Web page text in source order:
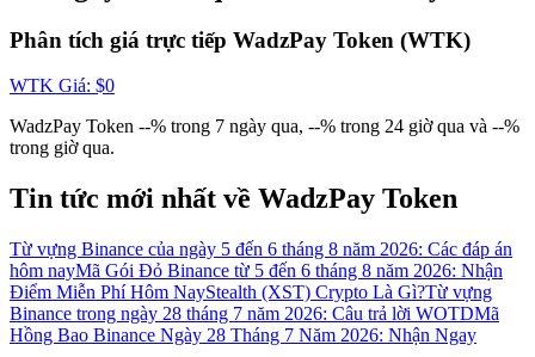
Đăng nhậpĐăng ký
Phân tích giá trực tiếp WadzPay Token (WTK)
WTK Giá: $0
WadzPay Token --% trong 7 ngày qua, --% trong 24 giờ qua và --%
trong giờ qua.
Tin tức mới nhất về WadzPay Token
Từ vựng Binance của ngày 5 đến 6 tháng 8 năm 2026: Các đáp án
hôm nayMã Gói Đỏ Binance từ 5 đến 6 tháng 8 năm 2026: Nhận
Điểm Miễn Phí Hôm NayStealth (XST) Crypto Là Gì?Từ vựng
Binance trong ngày 28 tháng 7 năm 2026: Câu trả lời WOTDMã
Hồng Bao Binance Ngày 28 Tháng 7 Năm 2026: Nhận Ngay